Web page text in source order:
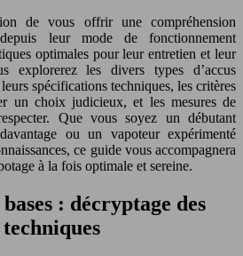
de vous offrir une compréhension
leur mode de fonctionnement
optimales pour leur entretien et leur
explorerez les divers types d’accus
spécifications techniques, les critères
un choix judicieux, et les mesures de
Que vous soyez un débutant
ou un vapoteur expérimenté
ce guide vous accompagnera
à la fois optimale et sereine.
: décryptage des